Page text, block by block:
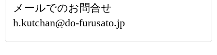
メールでのお問合せ
h.kutchan@do-furusato.jp